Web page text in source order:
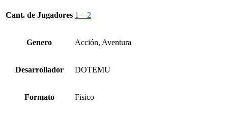
Cant. de Jugadores 1 – 2
Genero Acción, Aventura
Desarrollador DOTEMU
Formato Fisico